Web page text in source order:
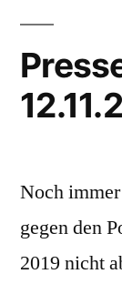
Noch
gegen den
2019 nicht